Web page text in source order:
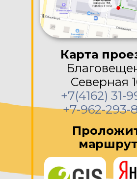
Карта
Северная
+7(4162) 31-
+7-962-293-